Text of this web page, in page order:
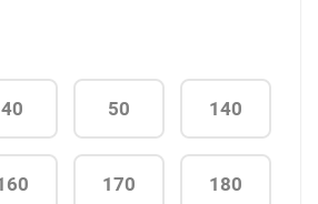
40 50 140
170 180